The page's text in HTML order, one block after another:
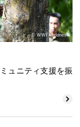
© WWF-Indonesia
ュニティ支援を振